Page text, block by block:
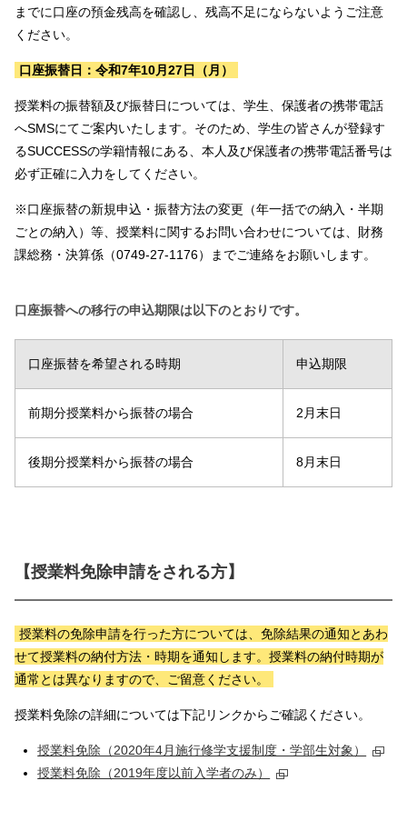
までに口座の預金残高を確認し、残高不足にならないようご注意
ください。
口座振替日：令和7年10月27日（月）
授業料の振替額及び振替日については、学生、保護者の携帯電話
へSMSにてご案内いたします。そのため、学生の皆さんが登録す
るSUCCESSの学籍情報にある、本人及び保護者の携帯電話番号は
必ず正確に入力をしてください。
※口座振替の新規申込・振替方法の変更（年一括での納入・半期
ごとの納入）等、授業料に関するお問い合わせについては、財務
課総務・決算係（0749-27-1176）までご連絡をお願いします。
口座振替への移行の申込期限は以下のとおりです。
口座振替を希望される時期 申込期限
前期分授業料から振替の場合 2月末日
後期分授業料から振替の場合 8月末日
【授業料免除申請をされる方】
授業料の免除申請を行った方については、免除結果の通知とあわ
せて授業料の納付方法・時期を通知します。授業料の納付時期が
通常とは異なりますので、ご留意ください。
授業料免除の詳細については下記リンクからご確認ください。
授業料免除（2020年4月施行修学支援制度・学部生対象）
授業料免除（2019年度以前入学者のみ）